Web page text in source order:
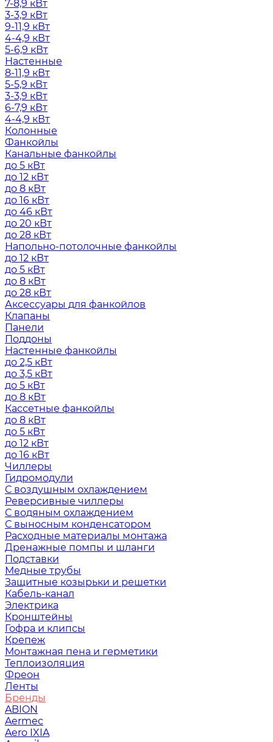
7-8,9 кВт
3-3,9 кВт
9-11,9 кВт
4-4,9 кВт
5-6,9 кВт
Настенные
8-11,9 кВт
5-5,9 кВт
3-3,9 кВт
6-7,9 кВт
4-4,9 кВт
Колонные
Фанкойлы
Канальные фанкойлы
до 5 кВт
до 12 кВт
до 8 кВт
до 16 кВт
до 46 кВт
до 20 кВт
до 28 кВт
Напольно-потолочные фанкойлы
до 12 кВт
до 5 кВт
до 8 кВт
до 28 кВт
Аксессуары для фанкойлов
Клапаны
Панели
Поддоны
Настенные фанкойлы
до 2,5 кВт
до 3,5 кВт
до 5 кВт
до 8 кВт
Кассетные фанкойлы
до 8 кВт
до 5 кВт
до 12 кВт
до 16 кВт
Чиллеры
Гидромодули
С воздушным охлаждением
Реверсивные чиллеры
С водяным охлаждением
С выносным конденсатором
Расходные материалы монтажа
Дренажные помпы и шланги
Подставки
Медные трубы
Защитные козырьки и решетки
Кабель-канал
Электрика
Кронштейны
Гофра и клипсы
Крепеж
Монтажная пена и герметики
Теплоизоляция
Фреон
Ленты
Бренды
ABION
Aermec
Aero IXIA